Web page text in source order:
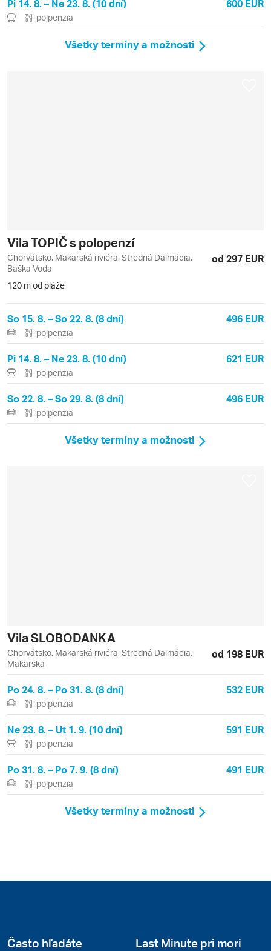
Pi 14. 8. – Ne 23. 8. (10 dní) 600 EUR
polpenzia
Všetky termíny a možnosti
Vila TOPIČ s polopenzí
Chorvátsko, Makarská riviéra, Stredná Dalmácia,
Baška Voda
od 297 EUR
120 m od pláže
So 15. 8. – So 22. 8. (8 dní) 496 EUR
polpenzia
Pi 14. 8. – Ne 23. 8. (10 dní) 621 EUR
polpenzia
So 22. 8. – So 29. 8. (8 dní) 496 EUR
polpenzia
Všetky termíny a možnosti
Vila SLOBODANKA
Chorvátsko, Makarská riviéra, Stredná Dalmácia,
Makarska
od 198 EUR
Po 24. 8. – Po 31. 8. (8 dní) 532 EUR
polpenzia
Ne 23. 8. – Ut 1. 9. (10 dní) 591 EUR
polpenzia
Po 31. 8. – Po 7. 9. (8 dní) 491 EUR
polpenzia
Všetky termíny a možnosti
Často hľadáte Last Minute pri mori